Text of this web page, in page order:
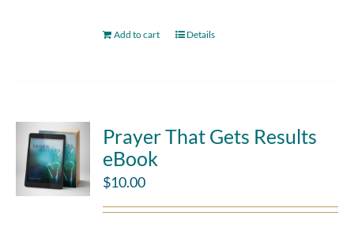
Add to cart Details
Prayer That Gets Results
eBook
$10.00